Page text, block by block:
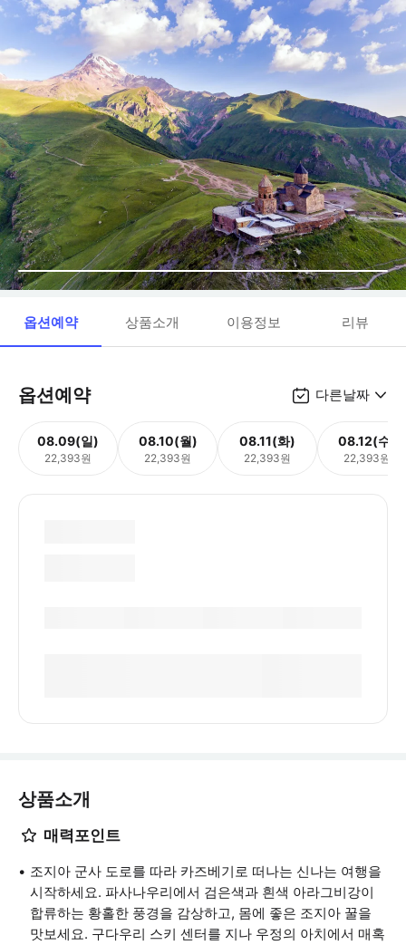
옵션예약 상품소개 이용정보 리뷰
옵션예약 다른날짜
08.09(일)
22,393원
08.10(월)
22,393원
08.11(화)
22,393원
08.12(수)
22,393원
상품소개
매력포인트
조지아 군사 도로를 따라 카즈베기로 떠나는 신나는 여행을
시작하세요. 파사나우리에서 검은색과 흰색 아라그비강이
합류하는 황홀한 풍경을 감상하고, 몸에 좋은 조지아 꿀을
맛보세요. 구다우리 스키 센터를 지나 우정의 아치에서 매혹